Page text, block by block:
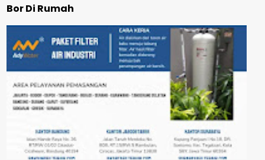
Bor Di Rumah